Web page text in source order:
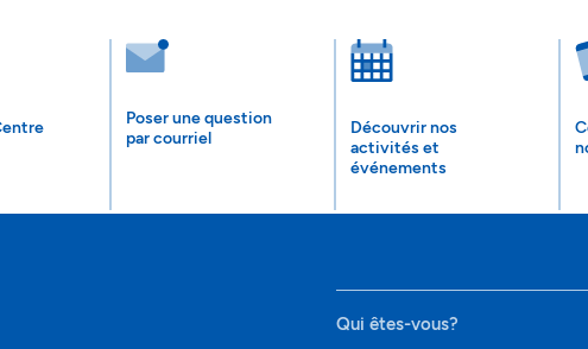
Poser une question
par courriel
Découvrir nos
activités et
événements
Qui êtes-vous?